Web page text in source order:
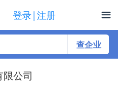
登录|注册
查企业
公司